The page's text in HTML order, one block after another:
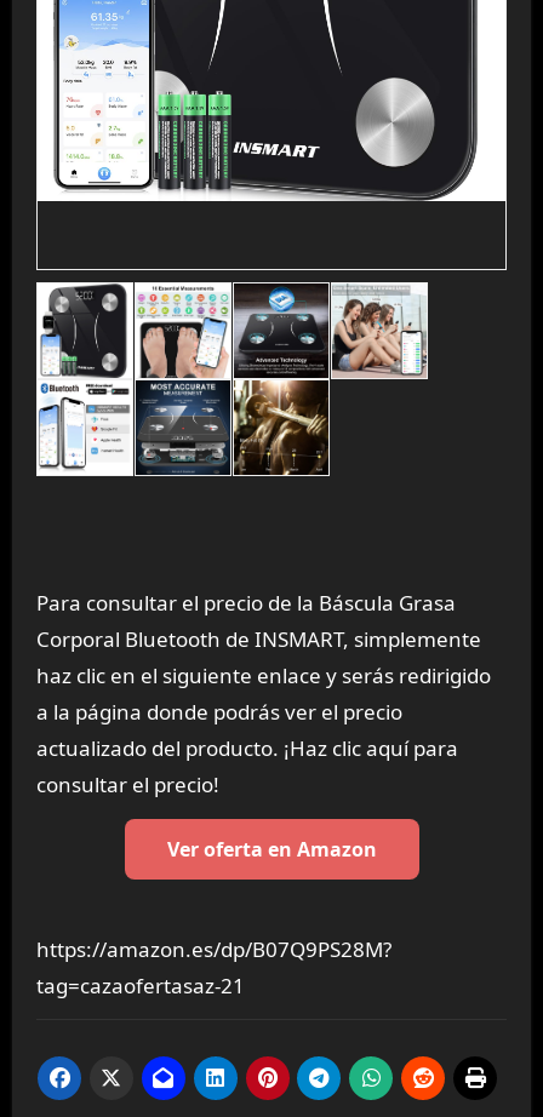
Para consultar el precio de la Báscula Grasa
Corporal Bluetooth de INSMART, simplemente
haz clic en el siguiente enlace y serás redirigido
a la página donde podrás ver el precio
actualizado del producto. ¡Haz clic aquí para
consultar el precio!
Ver oferta en Amazon
https://amazon.es/dp/B07Q9PS28M?
tag=cazaofertasaz-21